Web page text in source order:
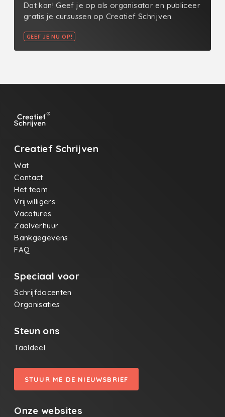
Dat kan! Geef je op als organisator en publiceer
gratis je cursussen op Creatief Schrijven.
GEEF JE NU OP!
Creatief Schrijven
Wat
Contact
Het team
Vrijwilligers
Vacatures
Zaalverhuur
Bankgegevens
FAQ
Speciaal voor
Schrijfdocenten
Organisaties
Steun ons
Taaldeel
STUUR ME DE NIEUWSBRIEF
Onze websites